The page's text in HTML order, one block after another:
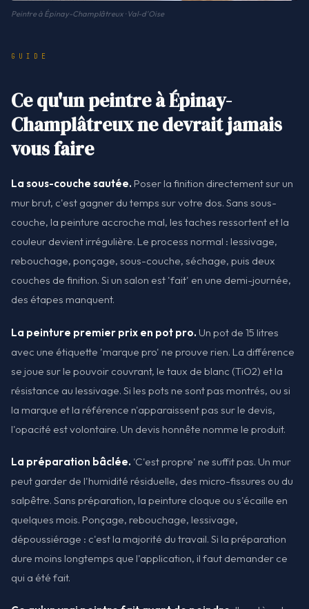
Peintre à Épinay-Champlâtreux · Val-d'Oise
GUIDE
Ce qu'un peintre à Épinay-
Champlâtreux ne devrait jamais
vous faire
La sous-couche sautée. Poser la finition directement sur un
mur brut, c'est gagner du temps sur votre dos. Sans sous-
couche, la peinture accroche mal, les taches ressortent et la
couleur devient irrégulière. Le process normal : lessivage,
rebouchage, ponçage, sous-couche, séchage, puis deux
couches de finition. Si un salon est 'fait' en une demi-journée,
des étapes manquent.
La peinture premier prix en pot pro. Un pot de 15 litres
avec une étiquette 'marque pro' ne prouve rien. La différence
se joue sur le pouvoir couvrant, le taux de blanc (TiO2) et la
résistance au lessivage. Si les pots ne sont pas montrés, ou si
la marque et la référence n'apparaissent pas sur le devis,
l'opacité est volontaire. Un devis honnête nomme le produit.
La préparation bâclée. 'C'est propre' ne suffit pas. Un mur
peut garder de l'humidité résiduelle, des micro-fissures ou du
salpêtre. Sans préparation, la peinture cloque ou s'écaille en
quelques mois. Ponçage, rebouchage, lessivage,
dépoussiérage : c'est la majorité du travail. Si la préparation
dure moins longtemps que l'application, il faut demander ce
qui a été fait.